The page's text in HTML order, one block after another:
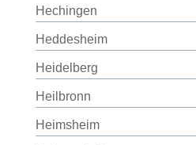
Hechingen
Heddesheim
Heidelberg
Heilbronn
Heimsheim